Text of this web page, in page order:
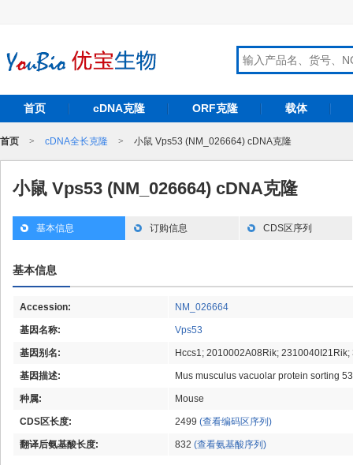
首页 cDNA克隆 ORF克隆 载体
首页 > cDNA全长克隆 > 小鼠 Vps53 (NM_026664) cDNA克隆
小鼠 Vps53 (NM_026664) cDNA克隆
基本信息 订购信息 CDS区序列
基本信息
Accession: NM_026664
基因名称: Vps53
基因别名: Hccs1; 2010002A08Rik;
基因描述: Mus musculus vacuolar protein sorting
种属: Mouse
CDS区长度: 2499 (查看编码区序列)
翻译后氨基酸长度: 832 (查看氨基酸序列)